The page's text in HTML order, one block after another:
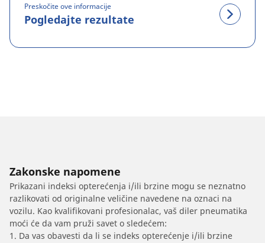
Preskočite ove informacije
Pogledajte rezultate
Zakonske napomene
Prikazani indeksi opterećenja i/ili brzine mogu se neznatno
razlikovati od originalne veličine navedene na oznaci na
vozilu. Kao kvalifikovani profesionalac, vaš diler pneumatika
moći će da vam pruži savet o sledećem:
1. Da vas obavesti da li se indeks opterećenje i/ili brzine